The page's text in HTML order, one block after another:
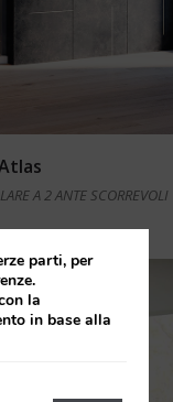
A 2 ANTE SCORREVOLI
parti, per
la
in base alla